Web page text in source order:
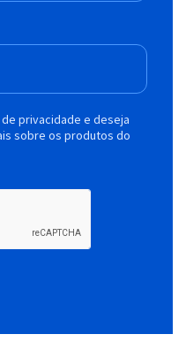
privacidade e deseja
sobre os produtos do